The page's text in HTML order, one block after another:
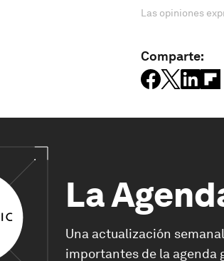
Las opiniones
Comparte:
La
Una actualización
importantes de la agenda